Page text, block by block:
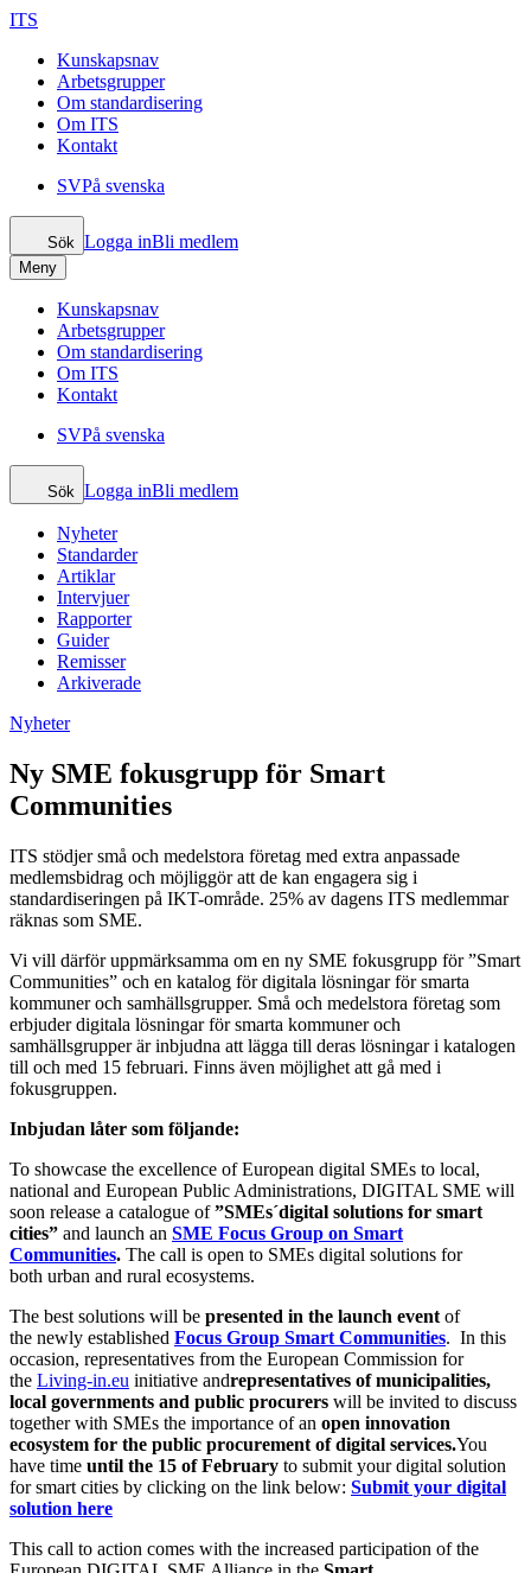
ITS
Kunskapsnav
Arbetsgrupper
Om standardisering
Om ITS
Kontakt
SVPå svenska
Sök Logga inBli medlem
Meny
Kunskapsnav
Arbetsgrupper
Om standardisering
Om ITS
Kontakt
SVPå svenska
Sök Logga inBli medlem
Nyheter
Standarder
Artiklar
Intervjuer
Rapporter
Guider
Remisser
Arkiverade
Nyheter
Ny SME fokusgrupp för Smart
Communities
ITS stödjer små och medelstora företag med extra anpassade
medlemsbidrag och möjliggör att de kan engagera sig i
standardiseringen på IKT-område. 25% av dagens ITS medlemmar
räknas som SME.
Vi vill därför uppmärksamma om en ny SME fokusgrupp för ”Smart
Communities” och en katalog för digitala lösningar för smarta
kommuner och samhällsgrupper. Små och medelstora företag som
erbjuder digitala lösningar för smarta kommuner och
samhällsgrupper är inbjudna att lägga till deras lösningar i katalogen
till och med 15 februari. Finns även möjlighet att gå med i
fokusgruppen.
Inbjudan låter som följande:
To showcase the excellence of European digital SMEs to local,
national and European Public Administrations, DIGITAL SME will
soon release a catalogue of”SMEs´digital solutions for smart
cities” and launch an SME Focus Group on Smart
Communities. The call is open to SMEs digital solutions for
both urban and rural ecosystems.
The best solutions will be presented in the launch event of
the newly established Focus Group Smart Communities. In this
occasion, representatives from the European Commission for
the Living-in.eu initiative andrepresentatives of municipalities,
local governments and public procurers will be invited to discuss
together with SMEs the importance of an open innovation
ecosystem for the public procurement of digital services.You
have time until the 15 of February to submit your digital solution
for smart cities by clicking on the link below: Submit your digital
solution here
This call to action comes with the increased participation of the